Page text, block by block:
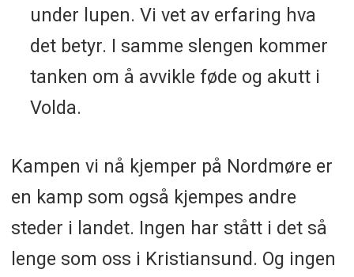
under lupen. Vi vet av erfaring hva
det betyr. I samme slengen kommer
tanken om å avvikle føde og akutt i
Volda.
Kampen vi nå kjemper på Nordmøre er
en kamp som også kjempes andre
steder i landet. Ingen har stått i det så
lenge som oss i Kristiansund. Og ingen